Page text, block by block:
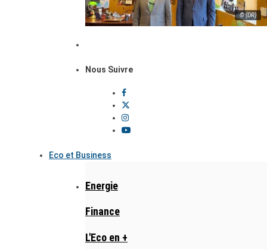
© (DR)
Nous Suivre
Eco et Business
Energie
Finance
L'Eco en +